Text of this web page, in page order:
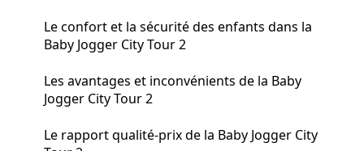
Le confort et la sécurité des enfants dans la
Baby Jogger City Tour 2
Les avantages et inconvénients de la Baby
Jogger City Tour 2
Le rapport qualité-prix de la Baby Jogger City